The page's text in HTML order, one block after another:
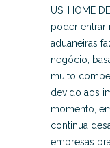
US, HOME
poder entrar
aduaneiras
negócio,
muito
devido aos
momento,
continua
empresas